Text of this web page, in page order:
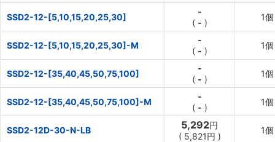
SSD2-12-[5,10,15,20,25,30]
-
( - )
1個
SSD2-12-[5,10,15,20,25,30]-M
-
( - )
1個
SSD2-12-[35,40,45,50,75,100]
-
( - )
1個
SSD2-12-[35,40,45,50,75,100]-M
-
( - )
1個
SSD2-12D-30-N-LB 5,292円
( 5,821円 )
1個